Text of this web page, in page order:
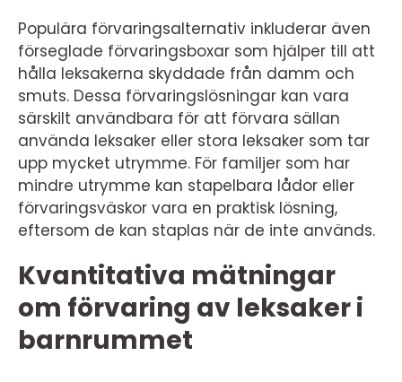
Populära förvaringsalternativ inkluderar även
förseglade förvaringsboxar som hjälper till att
hålla leksakerna skyddade från damm och
smuts. Dessa förvaringslösningar kan vara
särskilt användbara för att förvara sällan
använda leksaker eller stora leksaker som tar
upp mycket utrymme. För familjer som har
mindre utrymme kan stapelbara lådor eller
förvaringsväskor vara en praktisk lösning,
eftersom de kan staplas när de inte används.
Kvantitativa mätningar
om förvaring av leksaker i
barnrummet